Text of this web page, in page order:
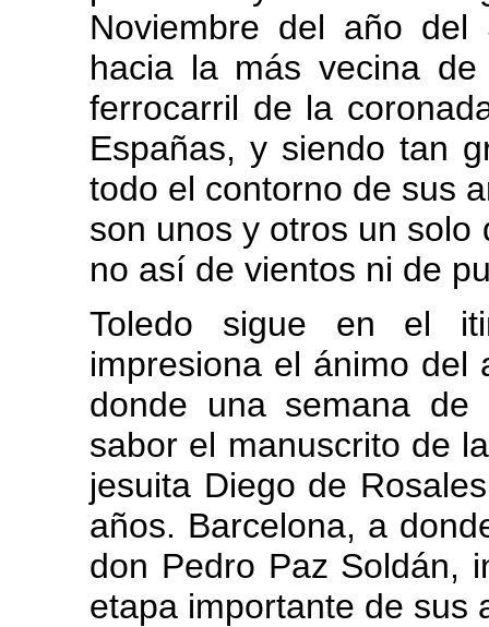
Noviembre del año
hacia la más vecina
ferrocarril de la
Españas, y siendo tan
todo el contorno de sus
son unos y otros un solo
no así de vientos ni de
Toledo sigue en el
impresiona el ánimo del
donde una semana
sabor el manuscrito de
jesuita Diego de
años. Barcelona, a
don Pedro Paz Soldán,
etapa importante de sus